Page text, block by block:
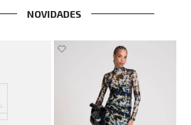
NOVIDADES